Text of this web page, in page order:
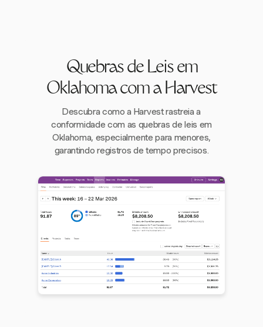
Quebras de Leis em
Oklahoma com a Harvest
Descubra como a Harvest rastreia a
conformidade com as quebras de leis em
Oklahoma, especialmente para menores,
garantindo registros de tempo precisos.